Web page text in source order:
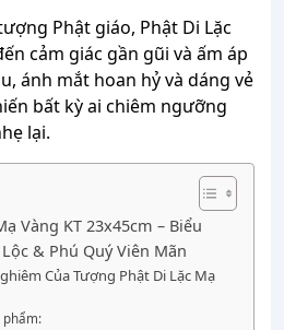
Phật giáo, Phật Di Lặc
cảm giác gần gũi và ấm áp
ánh mắt hoan hỷ và dáng vẻ
bất kỳ ai chiêm ngưỡng
lại.
Vàng KT 23x45cm – Biểu
& Phú Quý Viên Mãn
Của Tượng Phật Di Lặc Mạ
phẩm: